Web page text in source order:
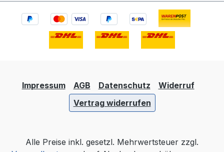
Impressum AGB Datenschutz
Widerruf
Vertrag widerrufen
Alle Preise inkl. gesetzl. Mehrwertsteuer zzgl.